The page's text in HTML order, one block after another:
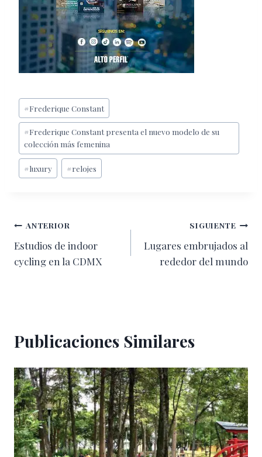
Etiquetas
de
la
entrada:
#Frederique Constant
#Frederique Constant presenta el nuevo modelo de su
colección más femenina
#luxury #relojes
Navegación
de
ANTERIOR
Estudios de indoor
cycling en la CDMX
SIGUIENTE
Lugares embrujados al
rededor del mundo
Publicaciones Similares